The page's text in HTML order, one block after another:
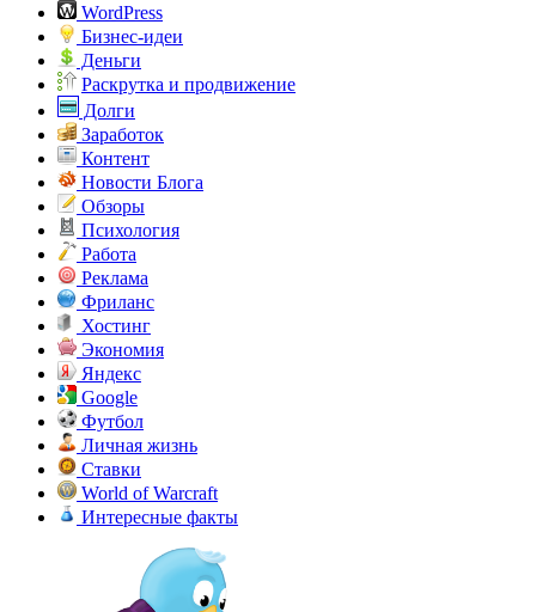
WordPress
Бизнес-идеи
Деньги
Раскрутка и продвижение
Долги
Заработок
Контент
Новости Блога
Обзоры
Психология
Работа
Реклама
Фриланс
Хостинг
Экономия
Яндекс
Google
Футбол
Личная жизнь
Ставки
World of Warcraft
Интересные факты